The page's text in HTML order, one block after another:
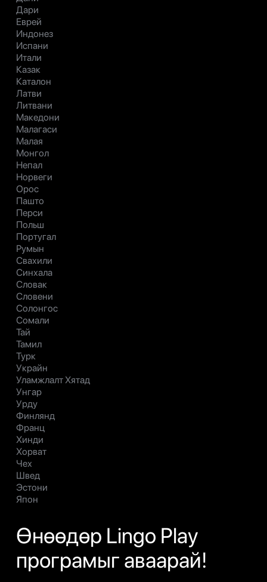
Дари
Еврей
Индонез
Испани
Итали
Казак
Каталон
Латви
Литвани
Македони
Малагаси
Малая
Монгол
Непал
Норвеги
Орос
Пашто
Перси
Польш
Португал
Румын
Свахили
Синхала
Словак
Словени
Солонгос
Сомали
Тай
Тамил
Турк
Украйн
Уламжлалт Хятад
Унгар
Урду
Финлянд
Франц
Хинди
Хорват
Чех
Швед
Эстони
Япон
Өнөөдөр Lingo Play
програмыг аваарай!